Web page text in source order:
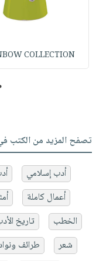
COLLECTION
تصفح المزيد من الكتب في
أدب إسلامي
أعمال كاملة
الخطب
تاريخ
شعر
طرائف